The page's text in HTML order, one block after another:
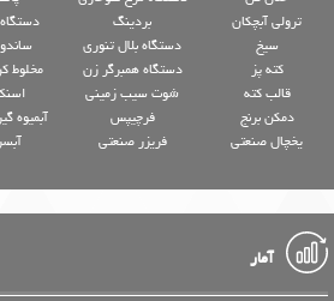
ترولی آبچکان
سیخ
کته پز
قالب کته
دمکن برنج
یخچال صنعتی
بردینگ
دستگاه بلال تنوری
دستگاه همبرگر زن
شوت سیب زمینی
فرچیپس
فریزر صنعتی
مخلوط
آبمیوه
آمار